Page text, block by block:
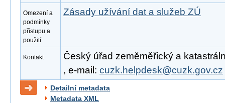
Omezení a
podmínky
přístupu a
použití
Zásady užívání dat a služeb ZÚ
Kontakt
Český úřad zeměměřický a
, e-mail: cuzk.helpdesk@cuzk.gov.cz
Detailní metadata
Metadata XML